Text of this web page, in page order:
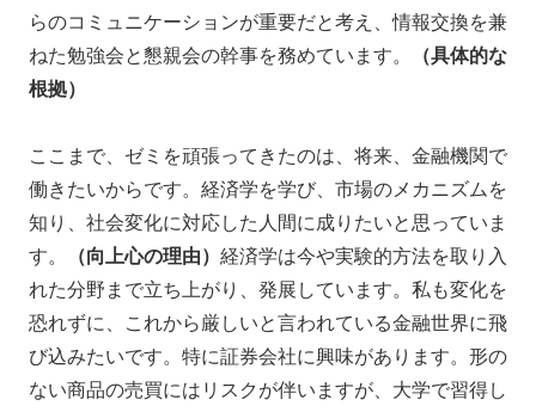
らのコミュニケーションが重要だと考え、情報交換を兼
ねた勉強会と懇親会の幹事を務めています。
（具体的な
根拠）
ここまで、ゼミを頑張ってきたのは、将来、金融機関で
働きたいからです。経済学を学び、市場のメカニズムを
知り、社会変化に対応した人間に成りたいと思っていま
す。
（向上心の理由） 経済学は今や実験的方法を取り入
れた分野まで立ち上がり、発展しています。私も変化を
恐れずに、これから厳しいと言われている金融世界に飛
び込みたいです。特に証券会社に興味があります。形の
ない商品の売買にはリスクが伴いますが、大学で習得し